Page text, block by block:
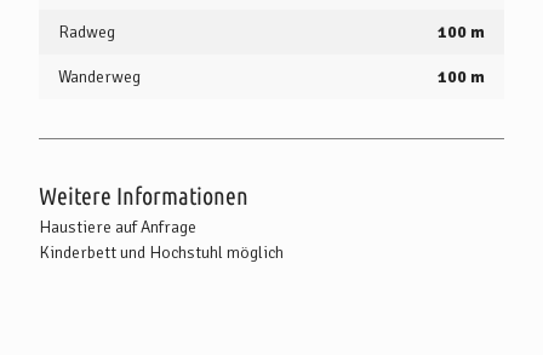
Radweg 100 m
Wanderweg 100 m
Weitere Informationen
Haustiere auf Anfrage
Kinderbett und Hochstuhl möglich